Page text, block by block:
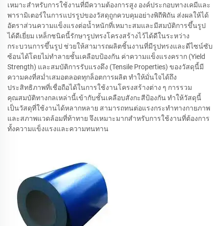
เหมาะสำหรับการใช้งานที่มีความต้องการสูง องค์ประกอบทางเคมีและ
พารามิเตอร์ในการแปรรูปของวัสดุถูกควบคุมอย่างพิถีพิถัน ส่งผลให้ได้
อัตราส่วนความแข็งแรงต่อน้ำหนักที่เหมาะสมและมีสมบัติการขึ้นรูป
ได้ดีเยี่ยม เหล็กชนิดนี้รักษารูปทรงโครงสร้างไว้ได้ดีในระหว่าง
กระบวนการขึ้นรูป ช่วยให้สามารถผลิตชิ้นงานที่มีรูปทรงและดีไซน์ซับ
ซ้อนได้โดยไม่ทำลายชั้นเคลือบป้องกัน ค่าความแข็งแรงคราก (Yield
Strength) และสมบัติการรับแรงดึง (Tensile Properties) ของวัสดุนี้มี
ความคงที่สม่ำเสมอตลอดทุกล็อตการผลิต ทำให้มั่นใจได้ถึง
ประสิทธิภาพที่เชื่อถือได้ในการใช้งานโครงสร้างต่าง ๆ การรวม
คุณสมบัติทางกลเหล่านี้เข้ากับชั้นเคลือบสังกะสีป้องกัน ทำให้วัสดุนี้
เป็นวัสดุที่ใช้งานได้หลากหลาย สามารถทนต่อแรงกระทำทางกายภาพ
และสภาพแวดล้อมที่ท้าทาย จึงเหมาะมากสำหรับการใช้งานที่ต้องการ
ทั้งความแข็งแรงและความทนทาน